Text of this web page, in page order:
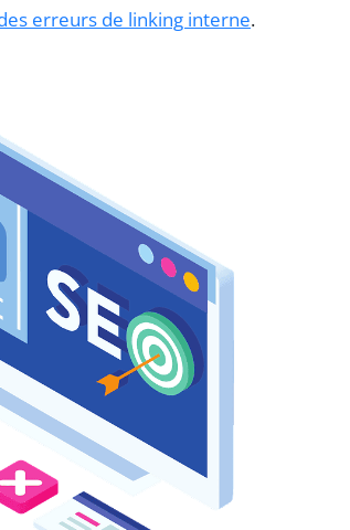
erreurs de linking interne.